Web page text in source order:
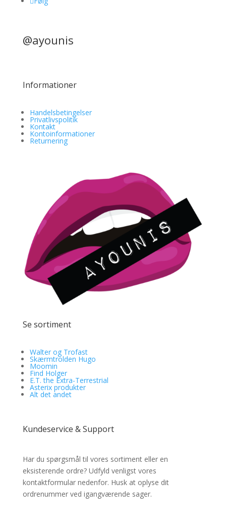
@ayounis
Informationer
Handelsbetingelser
Privatlivspolitik
Kontakt
Kontoinformationer
Returnering
Se sortiment
Walter og Trofast
Skærmtrolden Hugo
Moomin
Find Holger
E.T. the Extra-Terrestrial
Asterix produkter
Alt det andet
Kundeservice & Support
Har du spørgsmål til vores sortiment eller en
eksisterende ordre? Udfyld venligst vores
kontaktformular nedenfor. Husk at oplyse dit
ordrenummer ved igangværende sager.